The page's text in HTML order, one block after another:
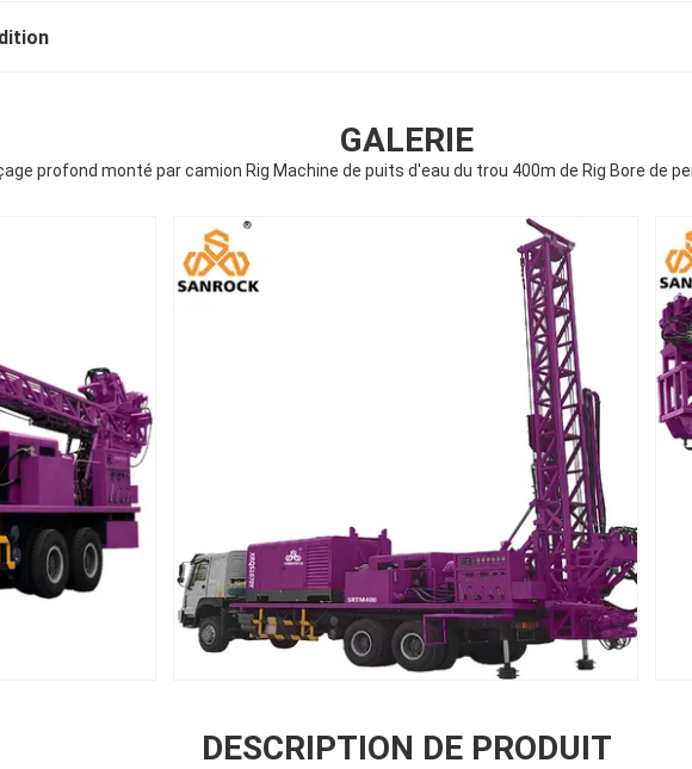
GALERIE
profond monté par camion Rig Machine de puits d'eau du trou 400m de Rig Bore de
DESCRIPTION DE PRODUIT